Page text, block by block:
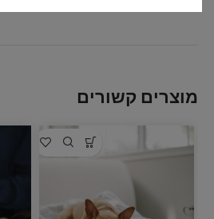
מוצרים קשורים